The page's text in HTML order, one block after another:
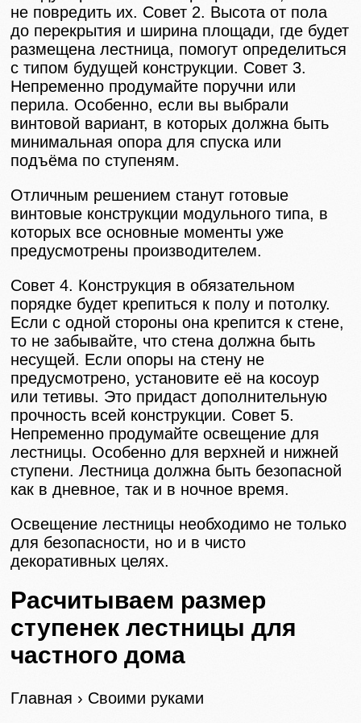
не повредить их. Совет 2. Высота от пола
до перекрытия и ширина площади, где будет
размещена лестница, помогут определиться
с типом будущей конструкции. Совет 3.
Непременно продумайте поручни или
перила. Особенно, если вы выбрали
винтовой вариант, в которых должна быть
минимальная опора для спуска или
подъёма по ступеням.
Отличным решением станут готовые
винтовые конструкции модульного типа, в
которых все основные моменты уже
предусмотрены производителем.
Совет 4. Конструкция в обязательном
порядке будет крепиться к полу и потолку.
Если с одной стороны она крепится к стене,
то не забывайте, что стена должна быть
несущей. Если опоры на стену не
предусмотрено, установите её на косоур
или тетивы. Это придаст дополнительную
прочность всей конструкции. Совет 5.
Непременно продумайте освещение для
лестницы. Особенно для верхней и нижней
ступени. Лестница должна быть безопасной
как в дневное, так и в ночное время.
Освещение лестницы необходимо не только
для безопасности, но и в чисто
декоративных целях.
Расчитываем размер
ступенек лестницы для
частного дома
Главная › Своими руками